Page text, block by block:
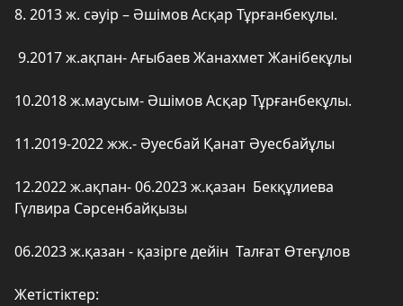
8. 2013 ж. сәуір – Әшімов Асқар Тұрғанбекұлы.
9.2017 ж.ақпан- Ағыбаев Жанахмет Жанібекұлы
10.2018 ж.маусым- Әшімов Асқар Тұрғанбекұлы.
11.2019-2022 жж.- Әуесбай Қанат Әуесбайұлы
12.2022 ж.ақпан- 06.2023 ж.қазан Бекқұлиева
Гүлвира Сәрсенбайқызы
06.2023 ж.қазан - қазірге дейін Талғат Өтеғұлов
Жетістіктер: